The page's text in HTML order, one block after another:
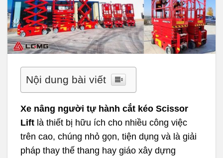
Nội dung bài viết
Xe nâng người tự hành cắt kéo Scissor
Lift là thiết bị hữu ích cho nhiều công việc
trên cao, chúng nhỏ gọn, tiện dụng và là giải
pháp thay thế thang hay giáo xây dựng